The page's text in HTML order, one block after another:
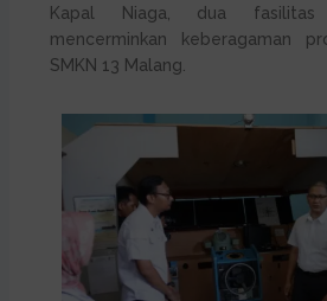
Kapal Niaga, dua fasilitas
mencerminkan keberagaman
SMKN 13 Malang.